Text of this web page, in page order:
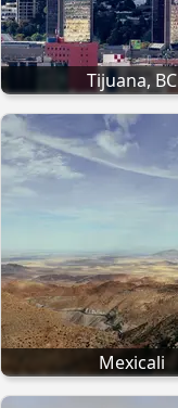
Tijuana, BC
Mexicali